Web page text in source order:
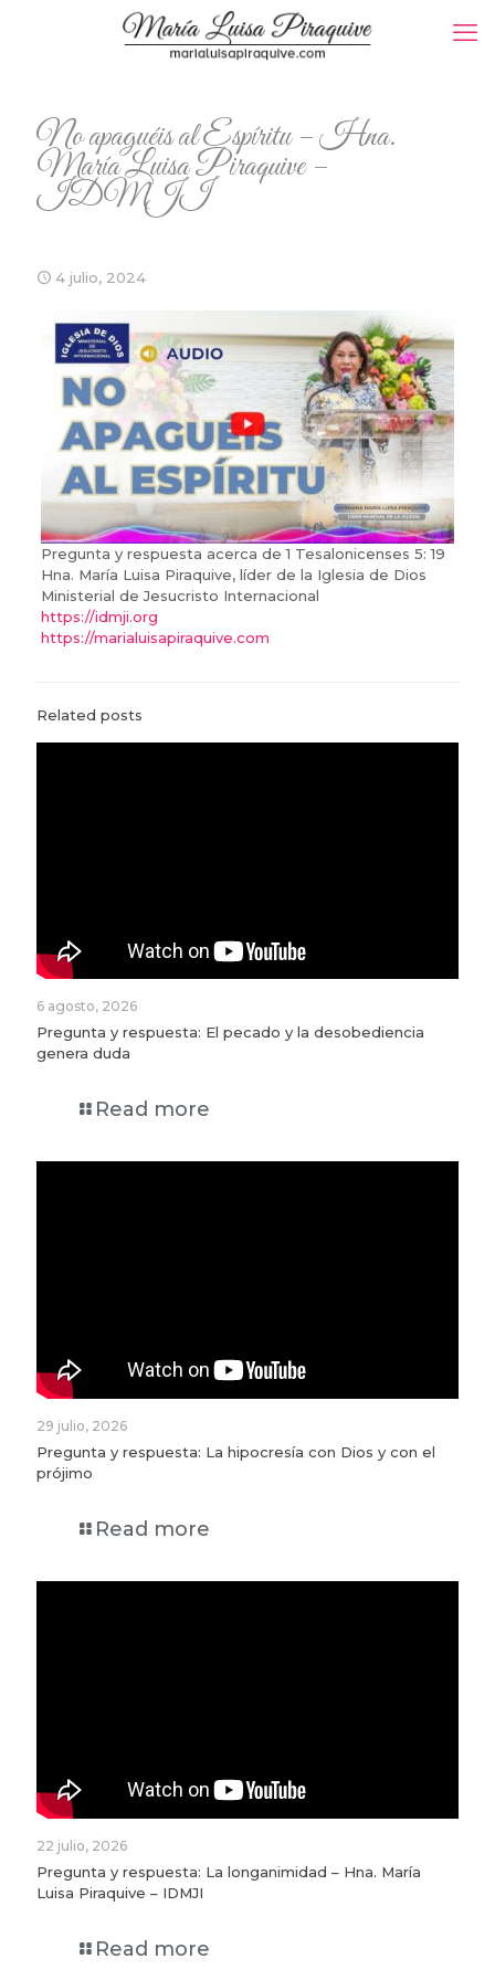
No apaguéis al Espíritu – Hna.
María Luisa Piraquive –
IDMJI
4 julio, 2024
Pregunta y respuesta acerca de 1 Tesalonicenses 5: 19
Hna. María Luisa Piraquive, líder de la Iglesia de Dios
Ministerial de Jesucristo Internacional
https://idmji.org
https://marialuisapiraquive.com
Related posts
6 agosto, 2026
Pregunta y respuesta: El pecado y la desobediencia
genera duda
Read more
29 julio, 2026
Pregunta y respuesta: La hipocresía con Dios y con el
prójimo
Read more
22 julio, 2026
Pregunta y respuesta: La longanimidad – Hna. María
Luisa Piraquive – IDMJI
Read more